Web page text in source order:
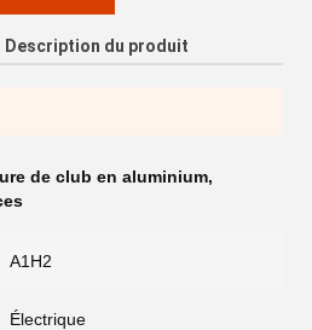
Description du produit
de club en aluminium,
A1H2
Électrique